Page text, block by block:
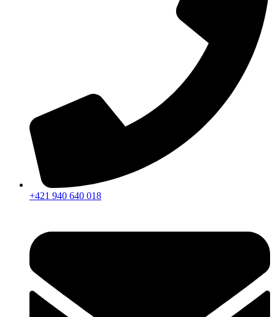
+421 940 640 018